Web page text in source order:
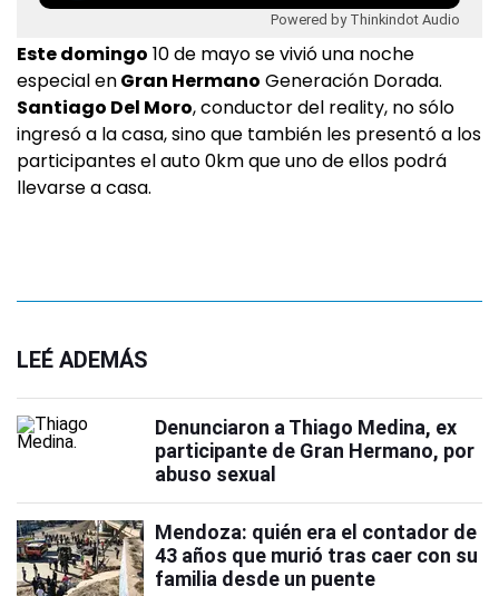
Powered by Thinkindot Audio
Este domingo 10 de mayo se vivió una noche
especial enGran Hermano Generación Dorada.
Santiago Del Moro, conductor del reality, no sólo
ingresó a la casa, sino que también les presentó a los
participantes el auto 0km que uno de ellos podrá
llevarse a casa.
LEÉ ADEMÁS
Denunciaron a Thiago Medina, ex
participante de Gran Hermano, por
abuso sexual
Mendoza: quién era el contador de
43 años que murió tras caer con su
familia desde un puente